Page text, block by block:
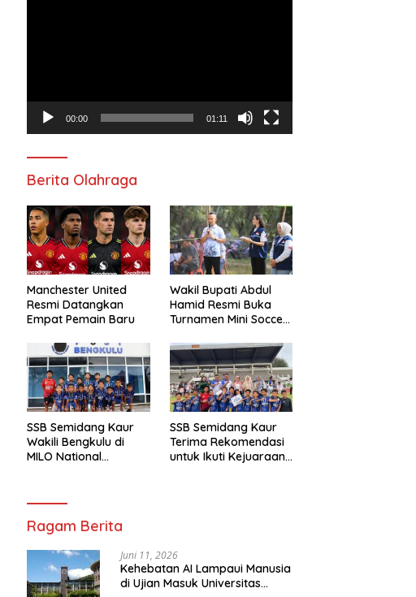
00:00 01:11
Berita Olahraga
Manchester United
Resmi Datangkan
Empat Pemain Baru
Wakil Bupati Abdul
Hamid Resmi Buka
Turnamen Mini Soccer
SSB Semidang Kaur
Wakili Bengkulu di
MILO National
SSB Semidang Kaur
Terima Rekomendasi
untuk Ikuti Kejuaraan
Ragam Berita
Juni 11, 2026
Kehebatan AI Lampaui Manusia
di Ujian Masuk Universitas